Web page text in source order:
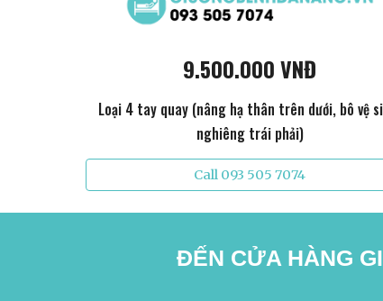
9.500.000 VNĐ
Loại 4 tay quay (nâng hạ thân trên dưới, bô vệ
nghiêng trái phải)
Call 093 505 7074
ĐẾN CỬA HÀNG